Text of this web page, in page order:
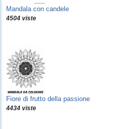
Mandala con candele
4504 viste
Fiore di frutto della passione
4434 viste